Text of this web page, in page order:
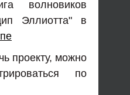
волновиков
Эллиотта" в
проекту, можно
по